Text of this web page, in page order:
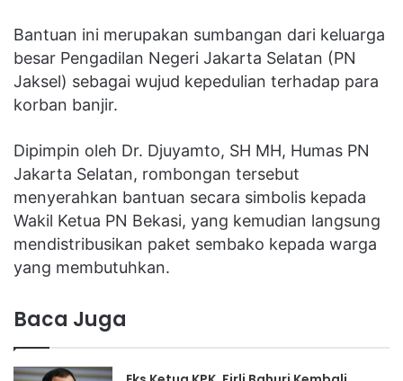
Bantuan ini merupakan sumbangan dari keluarga
besar Pengadilan Negeri Jakarta Selatan (PN
Jaksel) sebagai wujud kepedulian terhadap para
korban banjir.
Dipimpin oleh Dr. Djuyamto, SH MH, Humas PN
Jakarta Selatan, rombongan tersebut
menyerahkan bantuan secara simbolis kepada
Wakil Ketua PN Bekasi, yang kemudian langsung
mendistribusikan paket sembako kepada warga
yang membutuhkan.
Baca Juga